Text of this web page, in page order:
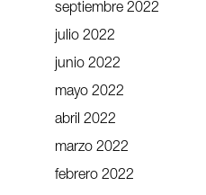
septiembre 2022
julio 2022
junio 2022
mayo 2022
abril 2022
marzo 2022
febrero 2022